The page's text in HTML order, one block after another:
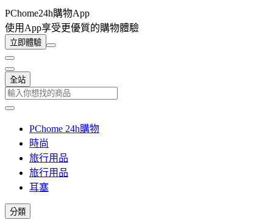
PChome24h購物App
使用App享受更優質的購物體驗
立即體驗
全站
PChome 24h購物
時尚
旅行用品
旅行用品
耳塞
分類